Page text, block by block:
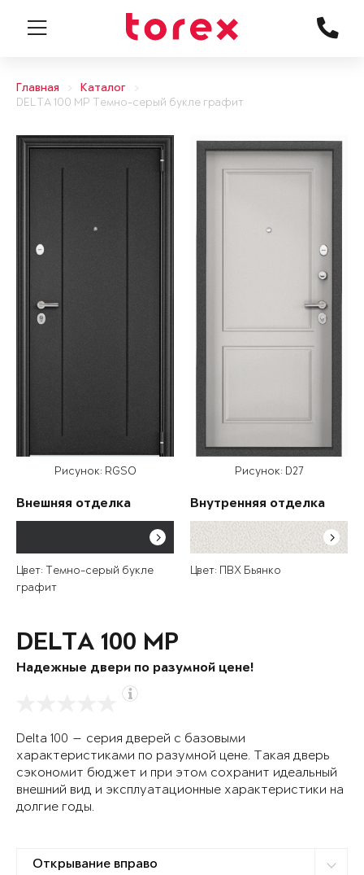
Главная
Каталог
DELTA 100 MP Темно-серый букле графит
Рисунок: RGSO
Внешняя отделка
Цвет: Темно-серый букле
графит
Рисунок: D27
Внутренняя отделка
Цвет: ПВХ Бьянко
DELTA 100 MP
Надежные двери по разумной цене!
Delta 100 — серия дверей с базовыми
характеристиками по разумной цене. Такая дверь
сэкономит бюджет и при этом сохранит идеальный
внешний вид и эксплуатационные характеристики на
долгие годы.